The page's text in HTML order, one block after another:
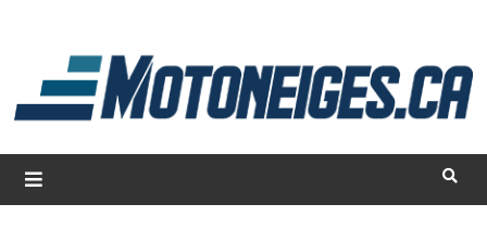
Magazine Motoneiges.ca